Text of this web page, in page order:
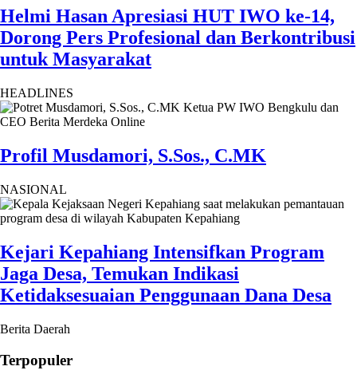
Helmi Hasan Apresiasi HUT IWO ke-14,
Dorong Pers Profesional dan Berkontribusi
untuk Masyarakat
HEADLINES
Profil Musdamori, S.Sos., C.MK
NASIONAL
Kejari Kepahiang Intensifkan Program
Jaga Desa, Temukan Indikasi
Ketidaksesuaian Penggunaan Dana Desa
Berita Daerah
Terpopuler